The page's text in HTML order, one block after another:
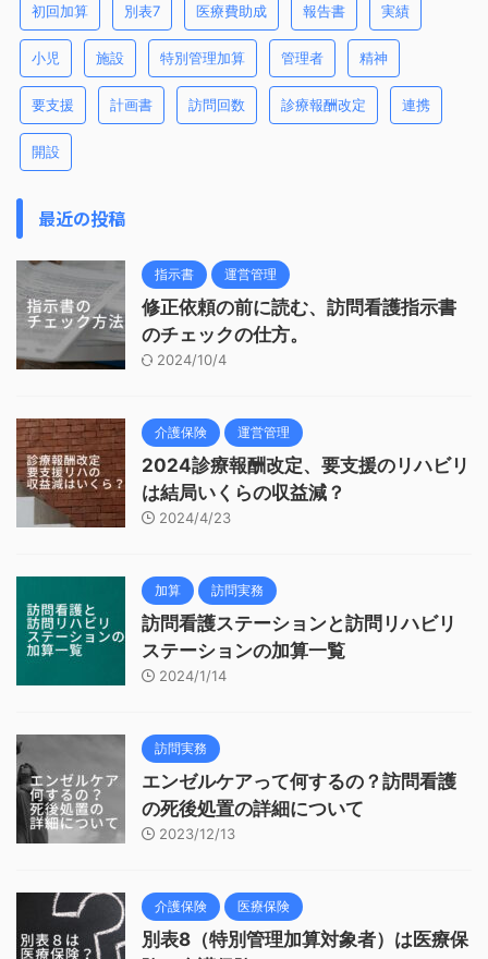
初回加算 別表7 医療費助成 報告書 実績
小児 施設 特別管理加算 管理者 精神
要支援 計画書 訪問回数 診療報酬改定 連携
開設
最近の投稿
指示書 運営管理
修正依頼の前に読む、訪問看護指示書
のチェックの仕方。
2024/10/4
介護保険 運営管理
2024診療報酬改定、要支援のリハビリ
は結局いくらの収益減？
2024/4/23
加算 訪問実務
訪問看護ステーションと訪問リハビリ
ステーションの加算一覧
2024/1/14
訪問実務
エンゼルケアって何するの？訪問看護
の死後処置の詳細について
2023/12/13
介護保険 医療保険
別表8（特別管理加算対象者）は医療保